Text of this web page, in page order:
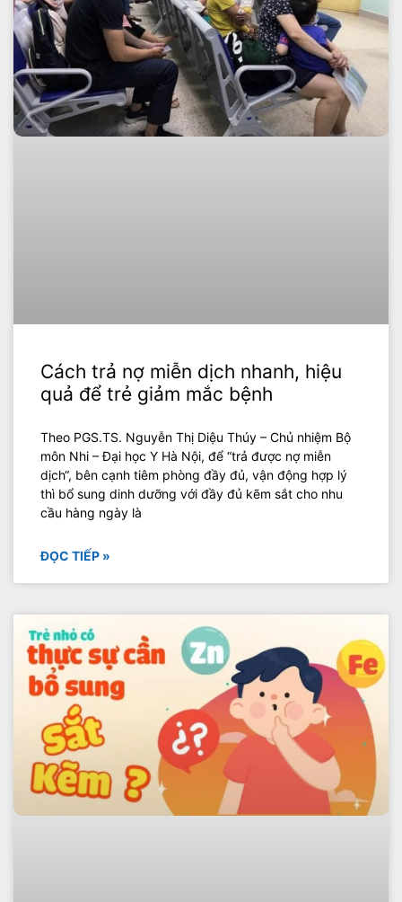
Cách trả nợ miễn dịch nhanh, hiệu
quả để trẻ giảm mắc bệnh
Theo PGS.TS. Nguyễn Thị Diệu Thúy – Chủ nhiệm Bộ
môn Nhi – Đại học Y Hà Nội, để “trả được nợ miễn
dịch“, bên cạnh tiêm phòng đầy đủ, vận động hợp lý
thì bổ sung dinh dưỡng với đầy đủ kẽm sắt cho nhu
cầu hàng ngày là
ĐỌC TIẾP »